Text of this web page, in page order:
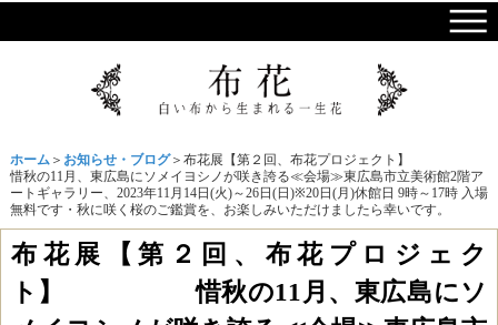
ホーム＞ お知らせ・ブログ＞布花展【第２回、布花プロジェクト】
惜秋の11月、東広島にソメイヨシノが咲き誇る≪会場≫東広島市立美術館2階ア
ートギャラリー、2023年11月14日(火)～26日(日)※20日(月)休館日 9時～17時 入場
無料です・秋に咲く桜のご鑑賞を、お楽しみいただけましたら幸いです。
布花展【第２回、布花プロジェク
ト】 惜秋の11月、東広島にソ